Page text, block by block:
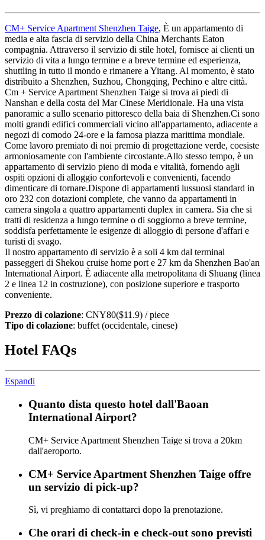
CM+ Service Apartment Shenzhen Taige, È un appartamento di
media e alta fascia di servizio della China Merchants Eaton
compagnia. Attraverso il servizio di stile hotel, fornisce ai clienti un
servizio di vita a lungo termine e a breve termine ed esperienza,
shuttling in tutto il mondo e rimanere a Yitang. Al momento, è stato
distribuito a Shenzhen, Suzhou, Chongqing, Pechino e altre città.
Cm + Service Apartment Shenzhen Taige si trova ai piedi di
Nanshan e della costa del Mar Cinese Meridionale. Ha una vista
panoramic a sullo scenario pittoresco della baia di Shenzhen.Ci sono
molti grandi edifici commerciali vicino all'appartamento, adiacente a
negozi di comodo 24-ore e la famosa piazza marittima mondiale.
Come lavoro premiato di noi premio di progettazione verde, coesiste
armoniosamente con l'ambiente circostante.Allo stesso tempo, è un
appartamento di servizio pieno di moda e vitalità, fornendo agli
ospiti opzioni di alloggio confortevoli e convenienti, facendo
dimenticare di tornare.Dispone di appartamenti lussuosi standard in
oro 232 con dotazioni complete, che vanno da appartamenti in
camera singola a quattro appartamenti duplex in camera. Sia che si
tratti di residenza a lungo termine o di soggiorno a breve termine,
soddisfa perfettamente le esigenze di alloggio di persone d'affari e
turisti di svago.
Il nostro appartamento di servizio è a soli 4 km dal terminal
passeggeri di Shekou cruise home port e 27 km da Shenzhen Bao'an
International Airport. È adiacente alla metropolitana di Shuang (linea
2 e linea 12 in costruzione), con posizione superiore e trasporto
conveniente.
Prezzo di colazione: CNY80($11.9) / piece
Tipo di colazione: buffet (occidentale, cinese)
Hotel FAQs
Espandi
Quanto dista questo hotel dall'Baoan
International Airport?
CM+ Service Apartment Shenzhen Taige si trova a 20km
dall'aeroporto.
CM+ Service Apartment Shenzhen Taige offre
un servizio di pick-up?
Sì, vi preghiamo di contattarci dopo la prenotazione.
Che orari di check-in e check-out sono previsti